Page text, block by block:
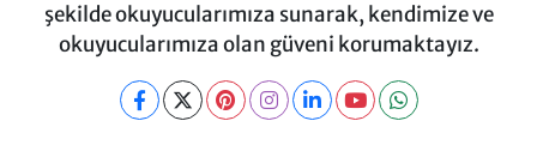
şekilde okuyucularımıza sunarak, kendimize ve
okuyucularımıza olan güveni korumaktayız.